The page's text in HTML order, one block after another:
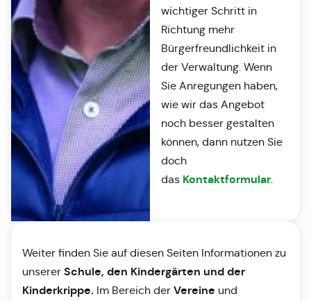
wichtiger Schritt in
Richtung mehr
Bürgerfreundlichkeit in
der Verwaltung. Wenn
Sie Anregungen haben,
wie wir das Angebot
noch besser gestalten
können, dann nutzen Sie
doch
das Kontaktformular.
Weiter finden Sie auf diesen Seiten Informationen zu
unserer Schule, den Kindergärten und der
Kinderkrippe. Im Bereich der Vereine und